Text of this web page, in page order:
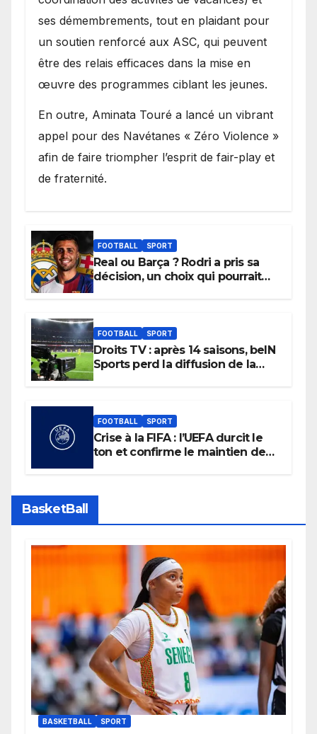
ses démembrements, tout en plaidant pour
un soutien renforcé aux ASC, qui peuvent
être des relais efficaces dans la mise en
œuvre des programmes ciblant les jeunes.
​En outre, Aminata Touré a lancé un vibrant
appel pour des Navétanes « Zéro Violence »
afin de faire triompher l’esprit de fair-play et
de fraternité.
FOOTBALL SPORT
Real ou Barça ? Rodri a pris sa
décision, un choix qui pourrait
FOOTBALL SPORT
Droits TV : après 14 saisons, beIN
Sports perd la diffusion de la
FOOTBALL SPORT
Crise à la FIFA : l’UEFA durcit le
ton et confirme le maintien de
BasketBall
BASKETBALL SPORT